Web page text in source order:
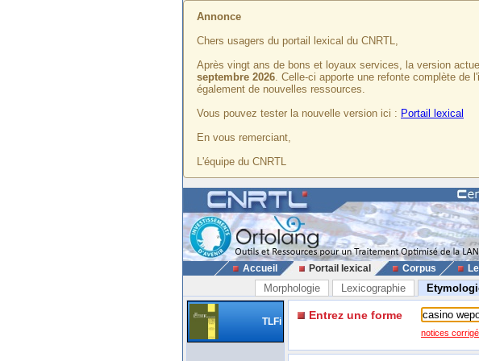
Annonce
Chers usagers du portail lexical du CNRTL,
Après vingt ans de bons et loyaux services, la version
septembre 2026. Celle-ci apporte une refonte complète de
également de nouvelles ressources.
Vous pouvez tester la nouvelle version ici : Portail lexical
En vous remerciant,
L'équipe du CNRTL
Accueil Portail lexical Corpus
Morphologie Lexicographie
TLFi Entrez une forme
notices